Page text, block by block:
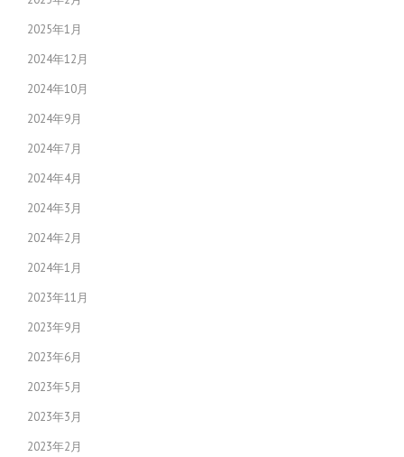
2025年1月
2024年12月
2024年10月
2024年9月
2024年7月
2024年4月
2024年3月
2024年2月
2024年1月
2023年11月
2023年9月
2023年6月
2023年5月
2023年3月
2023年2月